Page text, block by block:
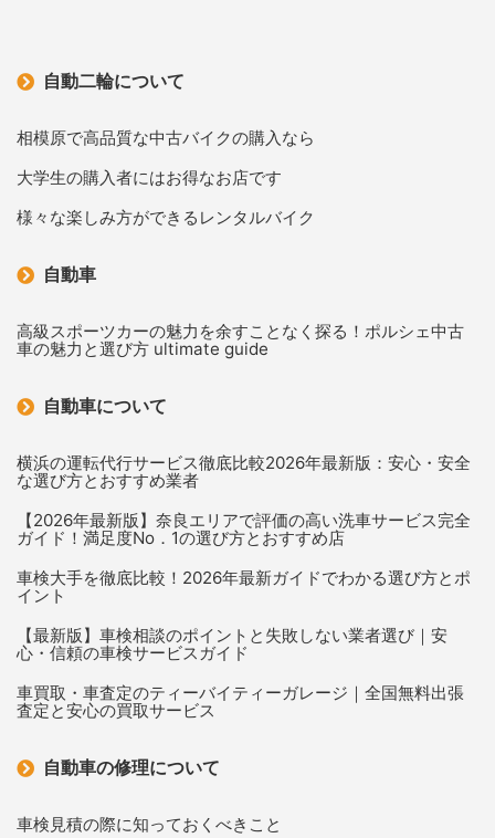
自動二輪について
相模原で高品質な中古バイクの購入なら
大学生の購入者にはお得なお店です
様々な楽しみ方ができるレンタルバイク
自動車
高級スポーツカーの魅力を余すことなく探る！ポルシェ中古
車の魅力と選び方 ultimate guide
自動車について
横浜の運転代行サービス徹底比較2026年最新版：安心・安全
な選び方とおすすめ業者
【2026年最新版】奈良エリアで評価の高い洗車サービス完全
ガイド！満足度No．1の選び方とおすすめ店
車検大手を徹底比較！2026年最新ガイドでわかる選び方とポ
イント
【最新版】車検相談のポイントと失敗しない業者選び｜安
心・信頼の車検サービスガイド
車買取・車査定のティーバイティーガレージ｜全国無料出張
査定と安心の買取サービス
自動車の修理について
車検見積の際に知っておくべきこと